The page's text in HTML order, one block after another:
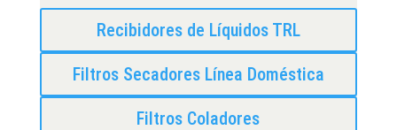
Recibidores de Líquidos TRL
Filtros Secadores Línea Doméstica
Filtros Coladores